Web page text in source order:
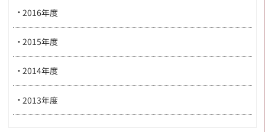
2016年度
2015年度
2014年度
2013年度